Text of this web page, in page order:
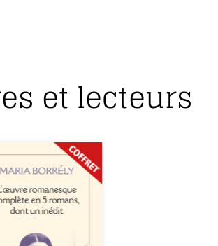
et lecteurs